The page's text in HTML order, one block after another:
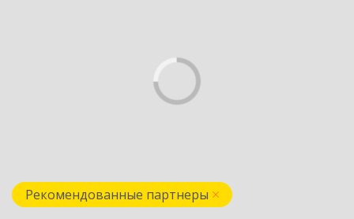
Рекомендованные партнеры